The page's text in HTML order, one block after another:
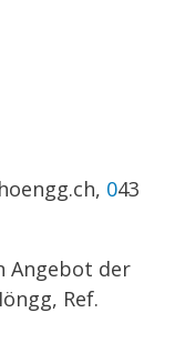
043
Angebot der
Ref.